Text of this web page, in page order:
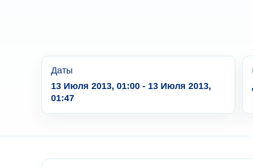
Даты
13 Июля 2013, 01:00 - 13 Июля 2013,
01:47